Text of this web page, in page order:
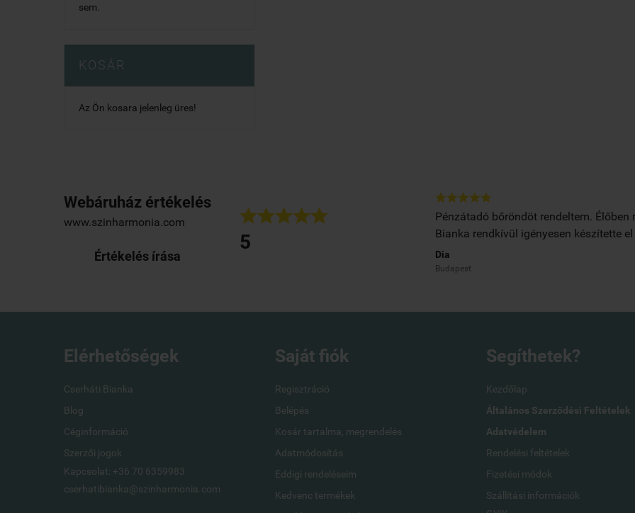
sem.
KOSÁR
Az Ön kosara jelenleg üres!
Webáruház értékelés
www.szinharmonia.com
Értékelés írása

5
tetszik a kis bőrönd,csodás ajándék lesz az unokám esküvőjére .

Pénzátadó bőröndöt rendeltem. Élőben
Bianka rendkívül igényesen készítette
Dia
Budapest
Elérhetőségek
Cserháti Bianka
Blog
Céginformáció
Szerzői jogok
Kapcsolat: +36 70 6359983
cserhatibianka@szinharmonia.com
Saját fiók
Regisztráció
Belépés
Kosár tartalma, megrendelés
Adatmódosítás
Eddigi rendeléseim
Kedvenc termékek
Segíthetek?
Kezdőlap
Általános Szerződési Feltételek
Adatvédelem
Rendelési feltételek
Fizetési módok
Szállítási információk